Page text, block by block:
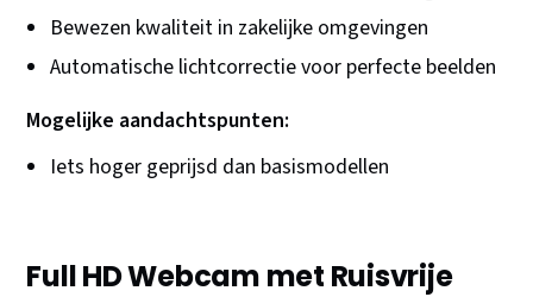
Bewezen kwaliteit in zakelijke omgevingen
Automatische lichtcorrectie voor perfecte beelden
Mogelijke aandachtspunten:
Iets hoger geprijsd dan basismodellen
Full HD Webcam met Ruisvrije